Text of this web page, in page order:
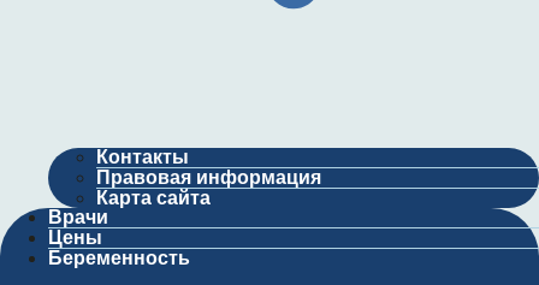
Контакты
Правовая информация
Карта сайта
Врачи
Цены
Беременность